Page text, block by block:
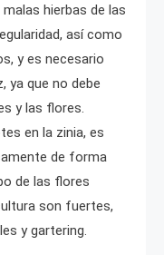
hierbas de las
así como
y es necesario
ya que no debe
y las flores.
en la zinia, es
de forma
de las flores
son fuertes,
y gartering.